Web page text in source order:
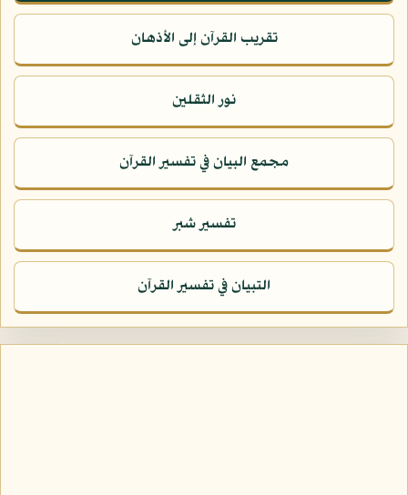
تقريب القرآن إلى الأذهان
نور الثقلين
مجمع البيان في تفسير القرآن
تفسير شبر
التبيان في تفسير القرآن